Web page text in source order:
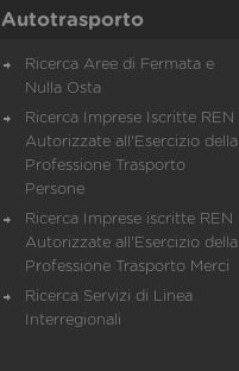
Autotrasporto
Ricerca Aree di Fermata e
Nulla Osta
Ricerca Imprese Iscritte REN
Autorizzate all'Esercizio della
Professione Trasporto
Persone
Ricerca Imprese iscritte REN
Autorizzate all'Esercizio della
Professione Trasporto Merci
Ricerca Servizi di Linea
Interregionali